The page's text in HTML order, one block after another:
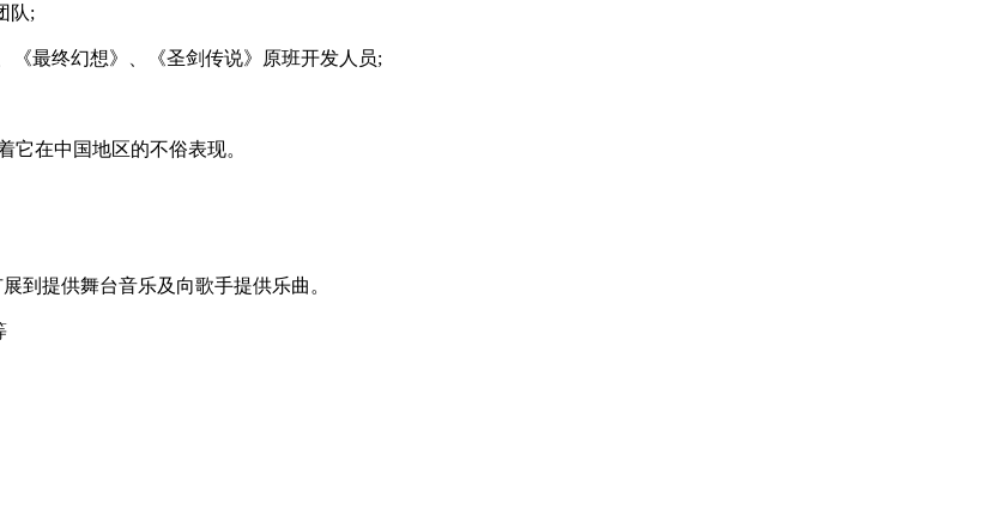
队;
《最终幻想》、《圣剑传说》原班开发人员;
它在中国地区的不俗表现。
到提供舞台音乐及向歌手提供乐曲。